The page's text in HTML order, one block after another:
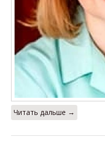
Читать дальше →